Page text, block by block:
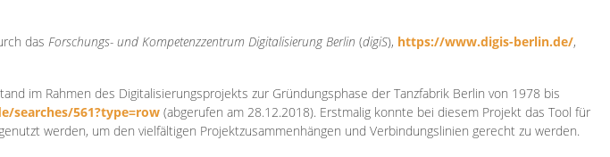
das Forschungs- und Kompetenzzentrum DigitalisierungBerlin (digiS), https://www.digis-berlin.de/,
im Rahmen des Digitalisierungsprojekts zur Gründungsphase der Tanzfabrik Berlin von 1978 bis
searches/561?type=row (abgerufen am 28.12.2018). Erstmalig konnte bei diesem Projekt das Tool für
werden, um den vielfältigen Projektzusammenhängen und Verbindungslinien gerecht zu werden.